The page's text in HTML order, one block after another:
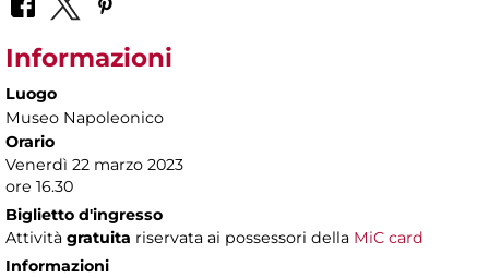
Informazioni
Luogo
Museo Napoleonico
Orario
Venerdì 22 marzo 2023
ore 16.30
Biglietto d'ingresso
Attività gratuita riservata ai possessori della MiC card
Informazioni